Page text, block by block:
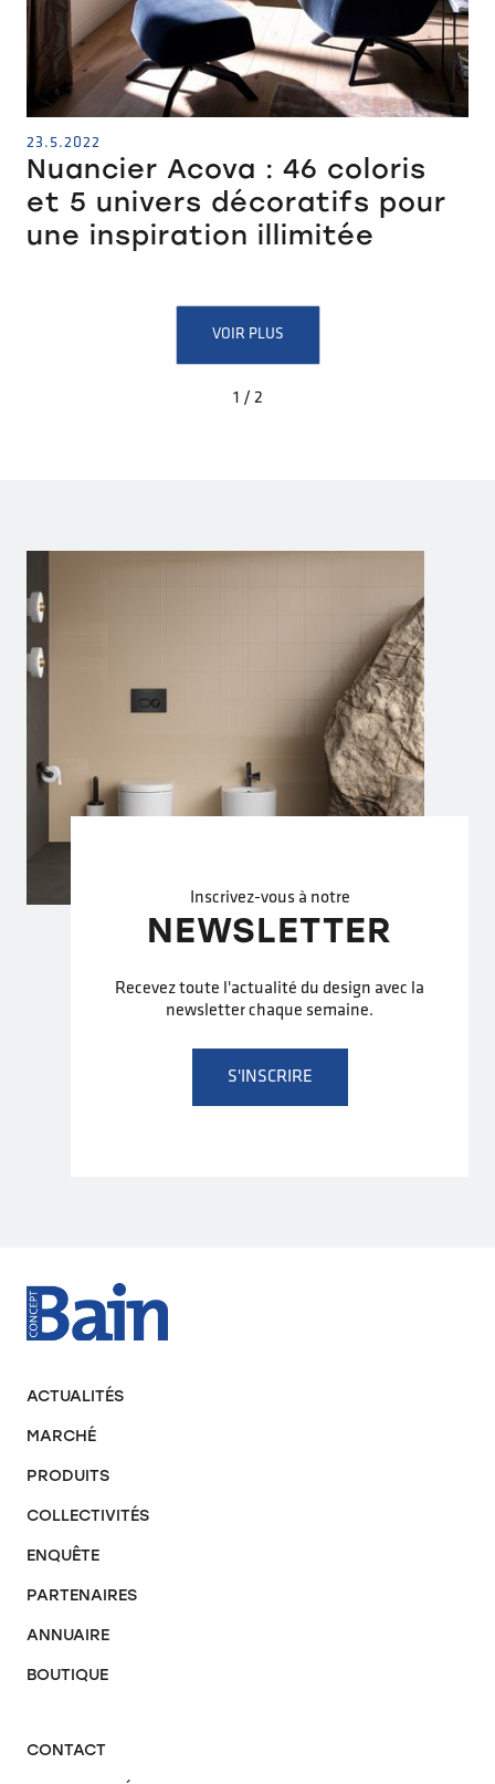
23.5.2022
Nuancier Acova : 46 coloris
et 5 univers décoratifs pour
une inspiration illimitée
VOIR PLUS
1 / 2
Inscrivez-vous à notre
NEWSLETTER
Recevez toute l'actualité du design avec la
newsletter chaque semaine.
S'INSCRIRE
ACTUALITÉS
MARCHÉ
PRODUITS
COLLECTIVITÉS
ENQUÊTE
PARTENAIRES
ANNUAIRE
BOUTIQUE
CONTACT